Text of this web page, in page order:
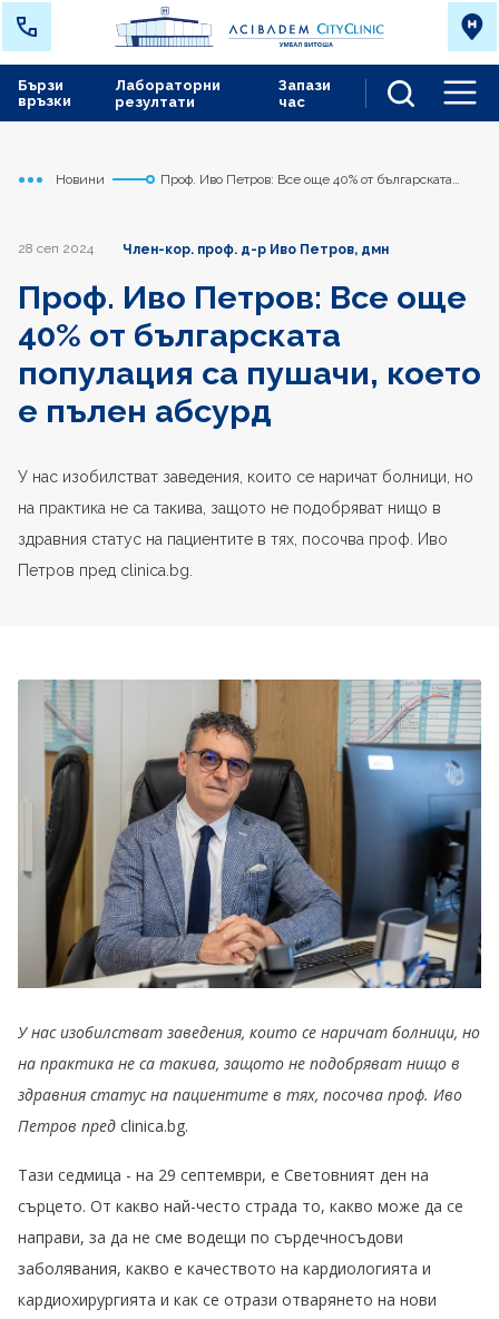
Лабораторни
резултати
Запази
час
Бързи
връзки
Начало
Сърдечно съдов център
Новини
Проф. Иво Петров: Все още 40% от българската
28 сеп 2024 Член-кор. проф. д-р Иво Петров, дмн
Проф. Иво Петров: Все още
40% от българската
популация са пушачи, което
е пълен абсурд
У нас изобилстват заведения, които се наричат болници, но
на практика не са такива, защото не подобряват нищо в
здравния статус на пациентите в тях, посочва проф. Иво
Петров пред clinica.bg.
У нас изобилстват заведения, които се наричат болници, но
на практика не са такива, защото не подобряват нищо в
здравния статус на пациентите в тях, посочва проф. Иво
Петров пред clinica.bg.
Тази седмица - на 29 септември, е Световният ден на
сърцето. От какво най-често страда то, какво може да се
направи, за да не сме водещи по сърдечносъдови
заболявания, какво е качеството на кардиологията и
кардиохирургията и как се отрази отварянето на нови